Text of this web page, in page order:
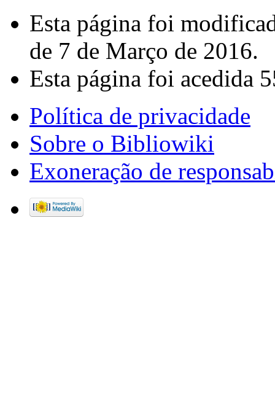
Esta página foi
de 7 de Março de 2016.
Esta página foi acedida
Política de privacidade
Sobre o Bibliowiki
Exoneração de